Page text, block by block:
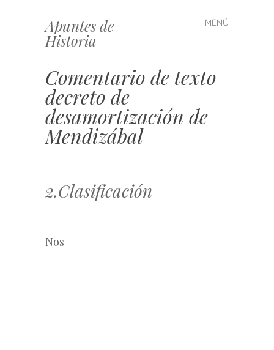
Apuntes de
Historia
MENÚ
Saltar
al
Comentario de texto
decreto de
desamortización de
Mendizábal
2.Clasificación
Nos